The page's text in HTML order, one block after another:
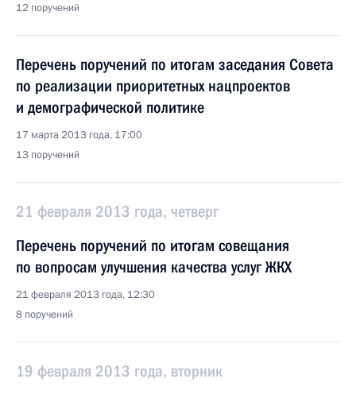
12 поручений
Перечень поручений по итогам заседания Совета
по реализации приоритетных нацпроектов
и демографической политике
17 марта 2013 года, 17:00
13 поручений
21 февраля 2013 года, четверг
Перечень поручений по итогам совещания
по вопросам улучшения качества услуг ЖКХ
21 февраля 2013 года, 12:30
8 поручений
19 февраля 2013 года, вторник